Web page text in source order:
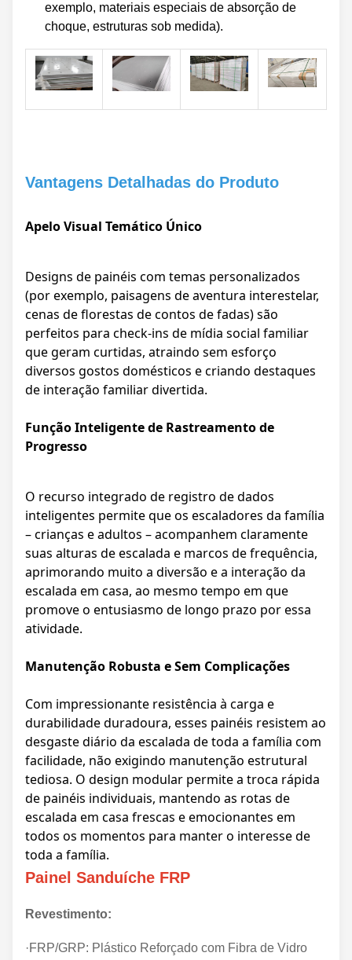
exemplo, materiais especiais de absorção de
choque, estruturas sob medida).
Vantagens Detalhadas do Produto
Apelo Visual Temático Único
Designs de painéis com temas personalizados
(por exemplo, paisagens de aventura interestelar,
cenas de florestas de contos de fadas) são
perfeitos para check-ins de mídia social familiar
que geram curtidas, atraindo sem esforço
diversos gostos domésticos e criando destaques
de interação familiar divertida.
Função Inteligente de Rastreamento de
Progresso
O recurso integrado de registro de dados
inteligentes permite que os escaladores da família
– crianças e adultos – acompanhem claramente
suas alturas de escalada e marcos de frequência,
aprimorando muito a diversão e a interação da
escalada em casa, ao mesmo tempo em que
promove o entusiasmo de longo prazo por essa
atividade.
Manutenção Robusta e Sem Complicações
Com impressionante resistência à carga e
durabilidade duradoura, esses painéis resistem ao
desgaste diário da escalada de toda a família com
facilidade, não exigindo manutenção estrutural
tediosa. O design modular permite a troca rápida
de painéis individuais, mantendo as rotas de
escalada em casa frescas e emocionantes em
todos os momentos para manter o interesse de
toda a família.
Painel Sanduíche FRP
Revestimento:
·FRP/GRP: Plástico Reforçado com Fibra de Vidro